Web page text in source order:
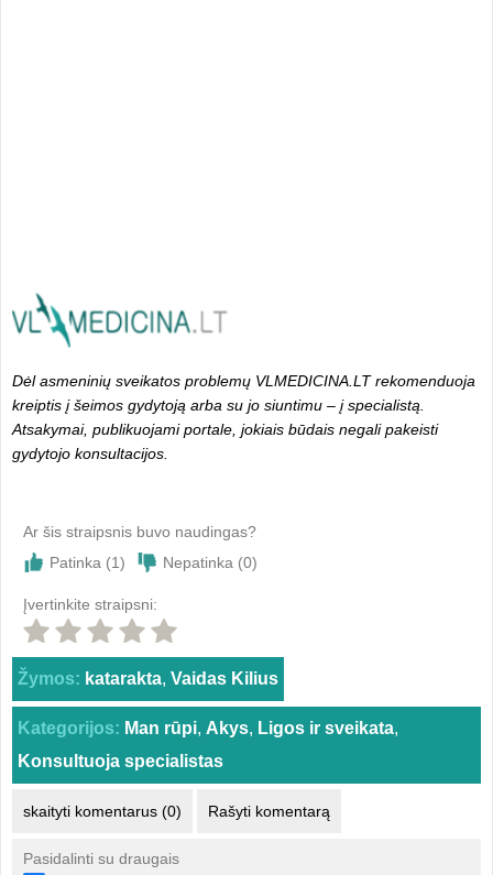
Dėl asmeninių sveikatos problemų VLMEDICINA.LT rekomenduoja
kreiptis į šeimos gydytoją arba su jo siuntimu – į specialistą.
Atsakymai, publikuojami portale, jokiais būdais negali pakeisti
gydytojo konsultacijos.
Ar šis straipsnis buvo naudingas?
Patinka (1) Nepatinka (0)
Įvertinkite straipsni:
Žymos: katarakta, Vaidas Kilius
Kategorijos: Man rūpi, Akys, Ligos ir sveikata,
Konsultuoja specialistas
skaityti komentarus (0) Rašyti komentarą
Pasidalinti su draugais